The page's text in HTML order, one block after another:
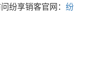
纷享销客官网： 纷